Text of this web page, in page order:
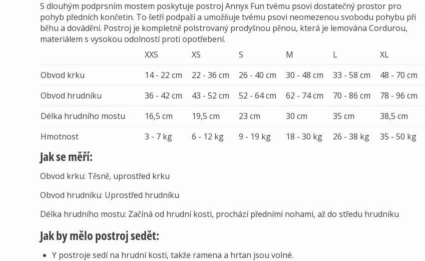
S dlouhým podprsním mostem poskytuje postroj Annyx Fun tvému psovi dostatečný prostor pro
pohyb předních končetin. To šetří podpaží a umožňuje tvému psovi neomezenou svobodu pohybu při
běhu a dovádění. Postroj je kompletně polstrovaný prodyšnou pěnou, která je lemována Cordurou,
materiálem s vysokou odolností proti opotřebení.
XXS
XS S M L
XL
Obvod krku
14 - 22 cm 22 - 36 cm 26 - 40 cm 30 - 48 cm 33 - 58 cm
48 - 70 cm
Obvod hrudníku
36 - 42 cm 43 - 52 cm 52 - 64 cm 62 - 74 cm 70 - 86 cm
78 - 96 cm
Délka hrudního mostu
16,5 cm 19,5 cm 23 cm 30 cm 35 cm
38,5 cm
Hmotnost
3 - 7 kg 6 - 12 kg 9 - 19 kg 18 - 30 kg 26 - 38 kg 35 - 50 kg
Jak se měří:
Obvod krku: Těsně, uprostřed krku
Obvod hrudníku: Uprostřed hrudníku
Délka hrudního mostu: Začíná od hrudní kosti, prochází předními nohami, až do středu hrudníku
Jak by mělo postroj sedět:
Y postroje sedí na hrudní kosti, takže ramena a hrtan jsou volné.